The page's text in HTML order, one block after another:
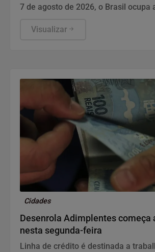
7 de agosto de 2026, o Brasil ocupa
conteúdo em Supply Chain &
medir influência.
Visualizar
Cidades
Desenrola Adimplentes começa
nesta segunda-feira
Linha de crédito é destinada a